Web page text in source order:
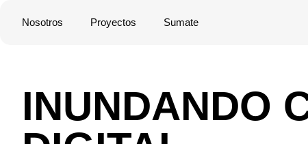
Nosotros Proyectos Sumate
INUNDANDO